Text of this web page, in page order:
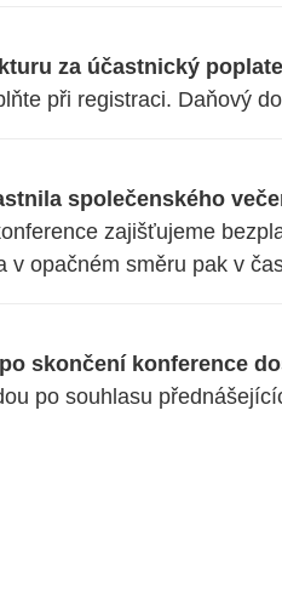
za účastnický
při registraci. Daňový
společenského
zajišťujeme
v opačném směru pak v
skončení konference
po souhlasu